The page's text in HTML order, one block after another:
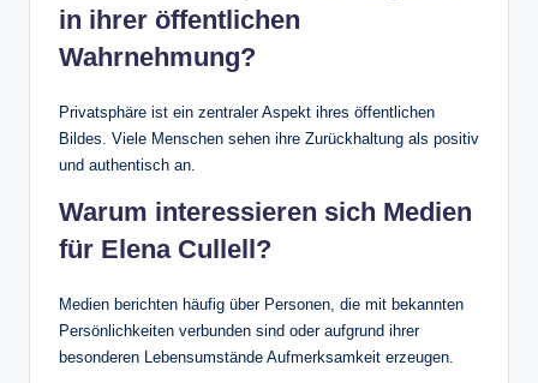
in ihrer öffentlichen
Wahrnehmung?
Privatsphäre ist ein zentraler Aspekt ihres öffentlichen
Bildes. Viele Menschen sehen ihre Zurückhaltung als positiv
und authentisch an.
Warum interessieren sich Medien
für Elena Cullell?
Medien berichten häufig über Personen, die mit bekannten
Persönlichkeiten verbunden sind oder aufgrund ihrer
besonderen Lebensumstände Aufmerksamkeit erzeugen.